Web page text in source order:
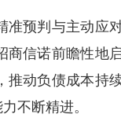
预判与主动应
信诺前瞻性地
动负债成本持
不断精进。